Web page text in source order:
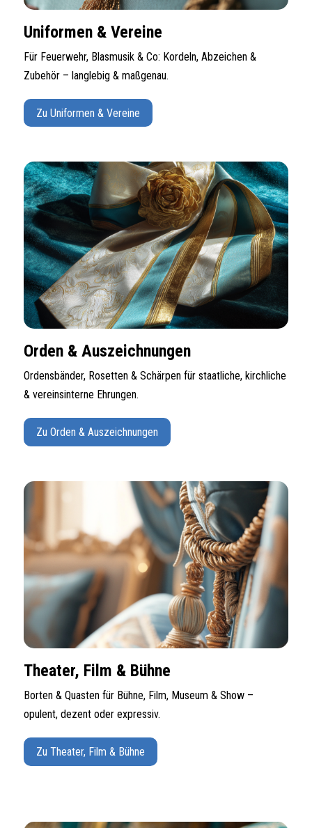
Uniformen & Vereine
Für Feuerwehr, Blasmusik & Co: Kordeln, Abzeichen &
Zubehör – langlebig & maßgenau.
Zu Uniformen & Vereine
Orden & Auszeichnungen
Ordensbänder, Rosetten & Schärpen für staatliche, kirchliche
& vereinsinterne Ehrungen.
Zu Orden & Auszeichnungen
Theater, Film & Bühne
Borten & Quasten für Bühne, Film, Museum & Show –
opulent, dezent oder expressiv.
Zu Theater, Film & Bühne